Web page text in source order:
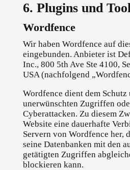
6. Plugins und
Wordfence
Wir haben Wordfence auf
eingebunden. Anbieter ist
Inc., 800 5th Ave Ste 4100,
USA (nachfolgend
Wordfence dient dem
unerwünschten Zugriffen
Cyberattacken. Zu diesem
Website eine dauerhafte
Servern von Wordfence her,
seine Datenbanken mit den
getätigten Zugriffen
blockieren kann.